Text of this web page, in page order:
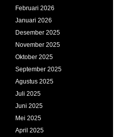
Februari 2026
Januari 2026
Desember 2025
November 2025
Oktober 2025
September 2025
Agustus 2025
Juli 2025
Juni 2025
Mei 2025
April 2025